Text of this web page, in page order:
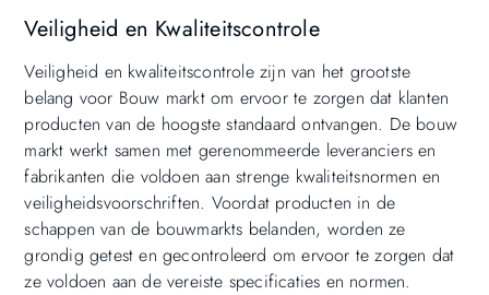
Veiligheid en Kwaliteitscontrole
Veiligheid en kwaliteitscontrole zijn van het grootste
belang voor Bouw markt om ervoor te zorgen dat klanten
producten van de hoogste standaard ontvangen. De bouw
markt werkt samen met gerenommeerde leveranciers en
fabrikanten die voldoen aan strenge kwaliteitsnormen en
veiligheidsvoorschriften. Voordat producten in de
schappen van de bouwmarkts belanden, worden ze
grondig getest en gecontroleerd om ervoor te zorgen dat
ze voldoen aan de vereiste specificaties en normen.